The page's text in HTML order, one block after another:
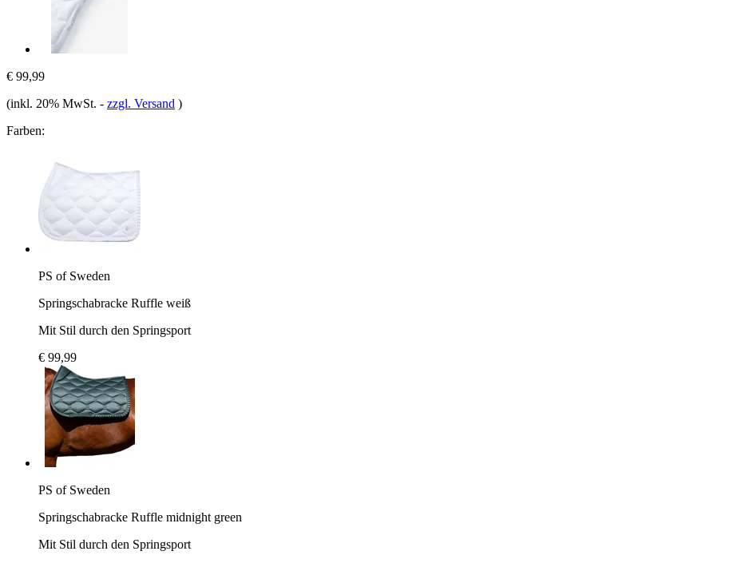
€ 99,99
(inkl. 20% MwSt. - zzgl. Versand )
Farben:
PS of Sweden
Springschabracke Ruffle weiß
Mit Stil durch den Springsport
€ 99,99
PS of Sweden
Springschabracke Ruffle midnight green
Mit Stil durch den Springsport